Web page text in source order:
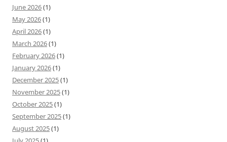
June 2026(1)
May 2026(1)
April 2026(1)
March 2026(1)
February 2026(1)
January 2026(1)
December 2025(1)
November 2025(1)
October 2025(1)
September 2025(1)
August 2025(1)